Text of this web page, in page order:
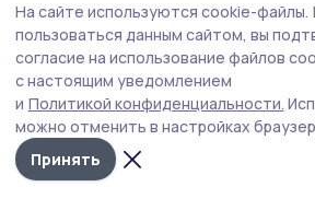
На сайте используются cookie-файлы.
пользоваться данным сайтом, вы
согласие на использование файлов
с настоящим уведомлением
и Политикой конфиденциальности.
можно отменить в настройках
Принять